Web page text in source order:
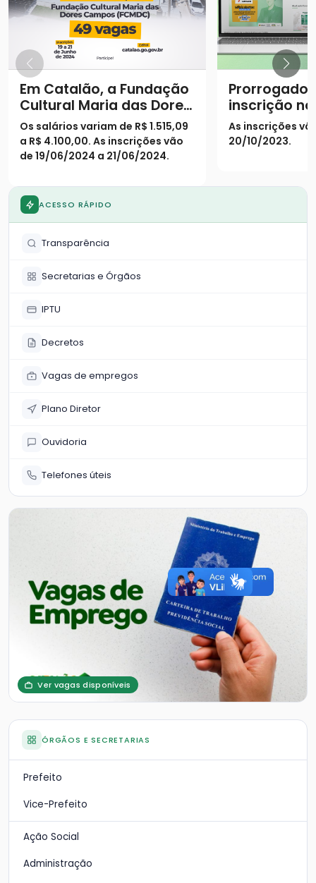
Em Catalão, a Fundação
Cultural Maria das Dores
Campos (FCMDC)
oferece 49 vagas em
vários cargos por meio
Simplificado.
Os salários variam de R$ 1.515,09
a R$ 4.100,00. As inscrições vão
de 19/06/2024 a 21/06/2024.
Prorrogado
inscrição
Lei Paulo
Catalão
As inscrições
20/10/2023.
ACESSO RÁPIDO
Transparência
Secretarias e Órgãos
IPTU
Decretos
Vagas de empregos
Plano Diretor
Ouvidoria
Telefones úteis
Ver vagas disponíveis
ÓRGÃOS E SECRETARIAS
Prefeito
Vice-Prefeito
Ação Social
Administração